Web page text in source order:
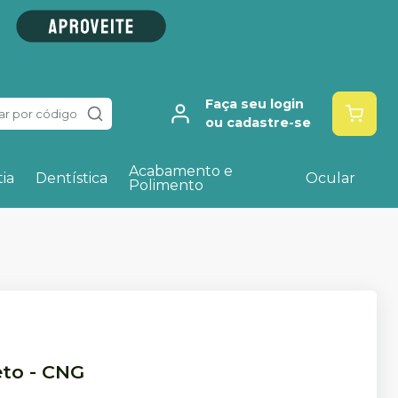
por código
Faça seu login
ou cadastre-se
Dentística
Acabamento e
Polimento
Ocular
- CNG